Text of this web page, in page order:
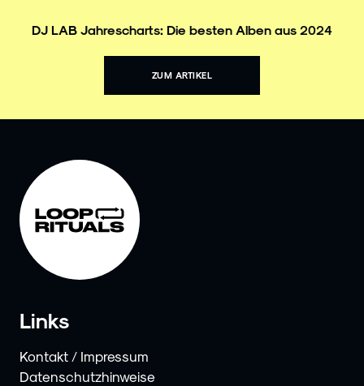
DJ LAB Jahrescharts: Die besten Alben aus 2024
ZUM ARTIKEL
Links
Kontakt / Impressum
Datenschutzhinweise